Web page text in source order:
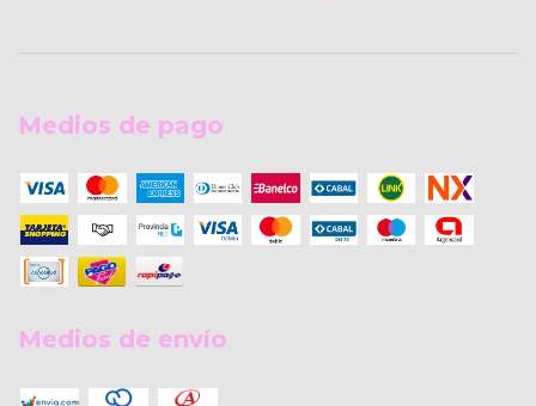
Medios de pago
Medios de envío